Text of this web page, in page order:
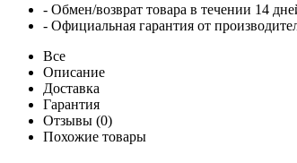
- Обмен/возврат товара в течении 14
- Официальная гарантия от
Все
Описание
Доставка
Гарантия
Отзывы (0)
Похожие товары